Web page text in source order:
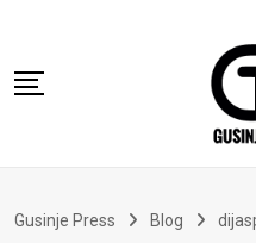
content
Vremeplov
Gusinje Press Blog